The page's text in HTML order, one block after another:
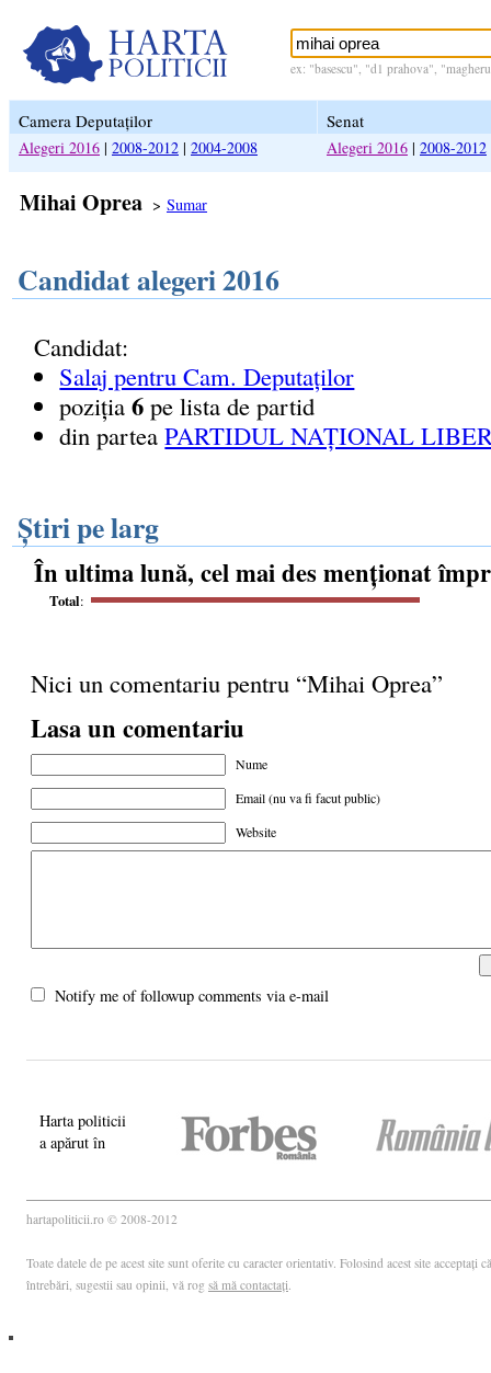
ex: "basescu", "d1 prahova",
Camera Deputaților Senat
Alegeri 2016 | 2008-2012 | 2004-2008 Alegeri 2016 | 2008-2012
Mihai Oprea > Sumar
Candidat alegeri 2016
Candidat:
Salaj pentru Cam. Deputaților
poziția6 pe lista de partid
din parteaPARTIDUL NAȚIONAL
Știri pe larg
În ultima lună, cel mai des menționat
Total:
Nici un comentariu pentru “Mihai Oprea”
Lasa un comentariu
Nume
Email (nu va fi facut public)
Website
Notify me of followup comments via e-mail
Harta politicii
a apărut în
hartapoliticii.ro © 2008-2012
Toate datele de pe acest site sunt oferite cu caracter orientativ. Folosind acest site
întrebări, sugestii sau opinii, vă rog să mă contactați.